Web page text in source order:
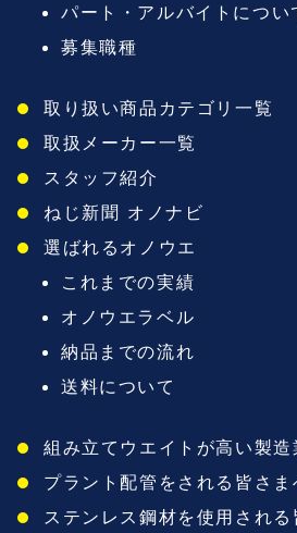
パート・アルバイトについ
募集職種
取り扱い商品カテゴリ一覧
取扱メーカー一覧
スタッフ紹介
ねじ新聞 オノナビ
選ばれるオノウエ
これまでの実績
オノウエラベル
納品までの流れ
送料について
組み立てウエイトが高い製
プラント配管をされる皆さま
ステンレス鋼材を使用される